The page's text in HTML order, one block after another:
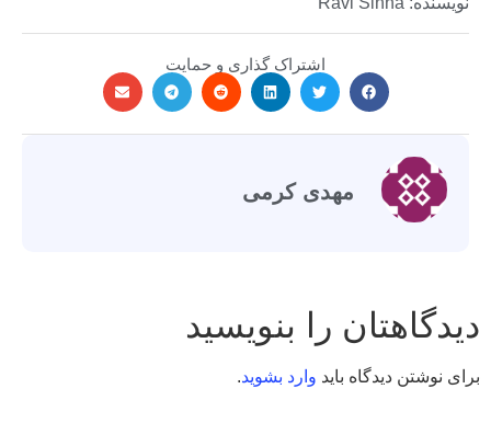
اشتراک گذاری و حمایت
مهدی کرمی
دیدگاهتان را بنویسید
برای نوشتن دیدگاه باید وارد بشوید.